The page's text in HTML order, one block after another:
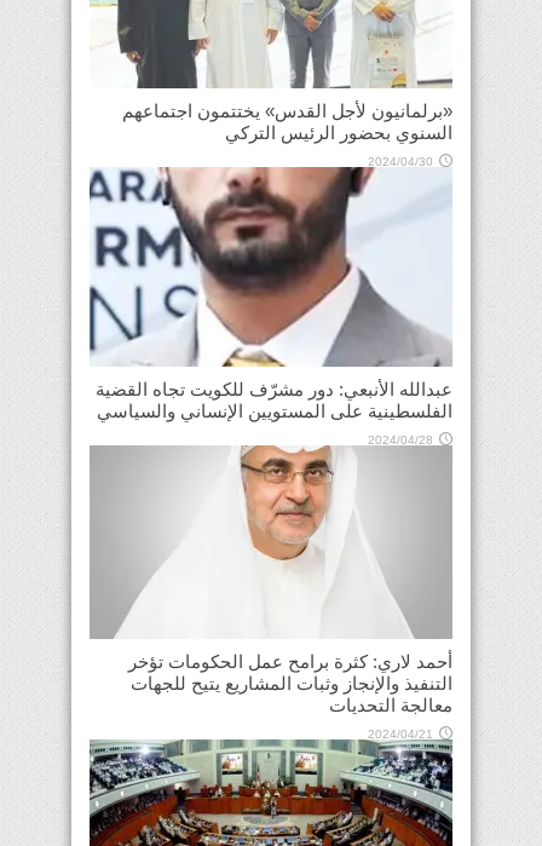
«برلمانيون لأجل القدس» يختتمون اجتماعهم
السنوي بحضور الرئيس التركي
2024/04/30
عبدالله الأنبعي: دور مشرّف للكويت تجاه القضية
الفلسطينية على المستويين الإنساني والسياسي
2024/04/28
أحمد لاري: كثرة برامح عمل الحكومات تؤخر
التنفيذ والإنجاز وثبات المشاريع يتيح للجهات
معالجة التحديات
2024/04/21